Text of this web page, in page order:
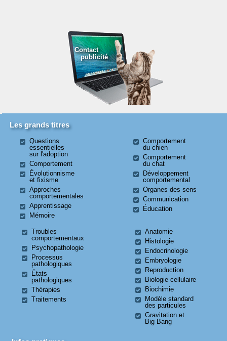
Contact
publicité
Les grands titres
Questions
essentielles
sur l'adoption
Comportement
Évolutionnisme
et fixisme
Approches
comportementales
Apprentissage
Mémoire
Comportement
du chien
Comportement
du chat
Développement
comportemental
Organes des sens
Communication
Éducation
Troubles
comportementaux
Psychopathologie
Processus
pathologiques
États
pathologiques
Thérapies
Traitements
Anatomie
Histologie
Endocrinologie
Embryologie
Reproduction
Biologie cellulaire
Biochimie
Modèle standard
des particules
Gravitation et
Big Bang